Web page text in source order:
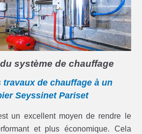
système de chauffage
travaux de chauffage à un
Seyssinet Pariset
un excellent moyen de rendre le
et plus économique. Cela